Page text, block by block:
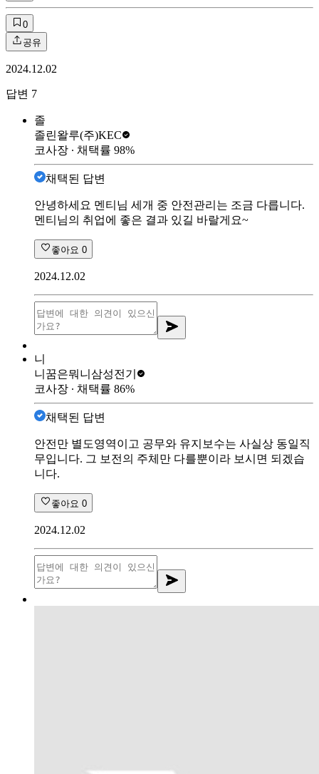
0
공유
2024.12.02
답변 7
졸
졸린왈루(주)KEC
코사장 ∙ 채택률 98%
채택된 답변
안녕하세요 멘티님 세개 중 안전관리는 조금 다릅니다.
멘티님의 취업에 좋은 결과 있길 바랄게요~
좋아요 0
2024.12.02
니
니꿈은뭐니 삼성전기
코사장 ∙ 채택률 86%
채택된 답변
안전만 별도영역이고 공무와 유지보수는 사실상 동일직
무입니다. 그 보전의 주체만 다를뿐이라 보시면 되겠습
니다.
좋아요 0
2024.12.02